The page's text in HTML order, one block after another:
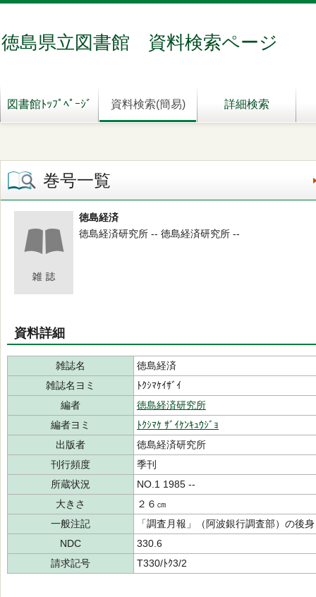
徳島県立図書館 資料検索ページ
図書館ﾄｯﾌﾟﾍﾟｰｼﾞ 資料検索(簡易) 詳細検索
巻号一覧
徳島経済
徳島経済研究所 -- 徳島経済研究所 --
資料詳細
雑誌名
徳島経済
雑誌名ヨミ
ﾄｸｼﾏｹｲｻﾞｲ
編者
徳島経済研究所
編者ヨミ
ﾄｸｼﾏｹ ｻﾞｲｹﾝｷｭｳｼﾞｮ
出版者
徳島経済研究所
刊行頻度
季刊
所蔵状況
NO.1 1985 --
大きさ
２６㎝
一般注記
「調査月報」（阿波銀行調査部）の後
NDC
330.6
請求記号
T330/ﾄｸ3/2